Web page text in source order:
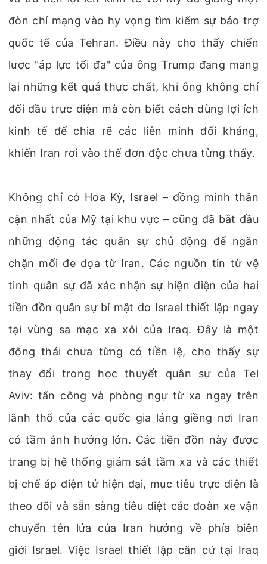
đòn chí mạng vào hy vọng tìm kiếm sự bảo trợ
quốc tế của Tehran. Điều này cho thấy chiến
lược "áp lực tối đa" của ông Trump đang mang
lại những kết quả thực chất, khi ông không chỉ
đối đầu trực diện mà còn biết cách dùng lợi ích
kinh tế để chia rẽ các liên minh đối kháng,
khiến Iran rơi vào thế đơn độc chưa từng thấy.
Không chỉ có Hoa Kỳ, Israel – đồng minh thân
cận nhất của Mỹ tại khu vực – cũng đã bắt đầu
những động tác quân sự chủ động để ngăn
chặn mối đe dọa từ Iran. Các nguồn tin từ vệ
tinh quân sự đã xác nhận sự hiện diện của hai
tiền đồn quân sự bí mật do Israel thiết lập ngay
tại vùng sa mạc xa xôi của Iraq. Đây là một
động thái chưa từng có tiền lệ, cho thấy sự
thay đổi trong học thuyết quân sự của Tel
Aviv: tấn công và phòng ngự từ xa ngay trên
lãnh thổ của các quốc gia láng giềng nơi Iran
có tầm ảnh hưởng lớn. Các tiền đồn này được
trang bị hệ thống giám sát tầm xa và các thiết
bị chế áp điện tử hiện đại, mục tiêu trực diện là
theo dõi và sẵn sàng tiêu diệt các đoàn xe vận
chuyển tên lửa của Iran hướng về phía biên
giới Israel. Việc Israel thiết lập căn cứ tại Iraq